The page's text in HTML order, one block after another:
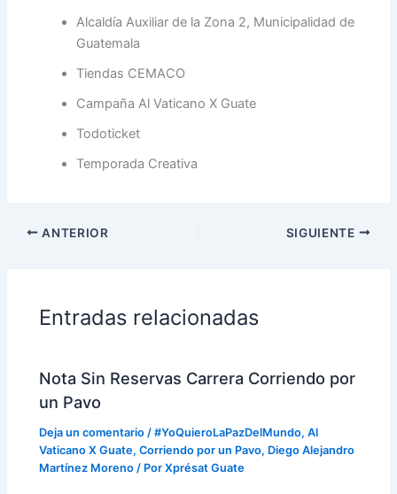
Alcaldía Auxiliar de la Zona 2, Municipalidad de
Guatemala
Tiendas CEMACO
Campaña Al Vaticano X Guate
Todoticket
Temporada Creativa
ANTERIOR SIGUIENTE
Entradas relacionadas
Nota Sin Reservas Carrera Corriendo por
un Pavo
Deja un comentario /#YoQuieroLaPazDelMundo,Al
Vaticano X Guate,Corriendo por un Pavo, Diego Alejandro
Martínez Moreno / PorXprésat Guate